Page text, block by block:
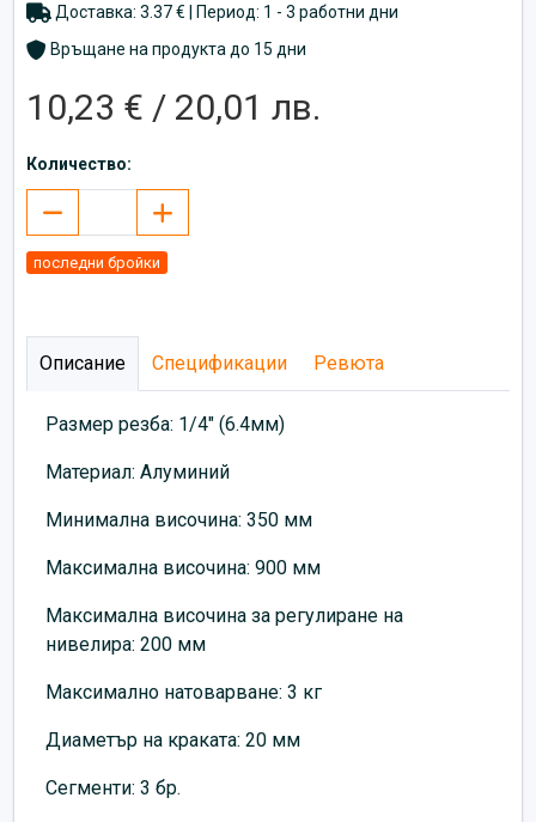
Доставка: 3.37 € | Период: 1 - 3 работни дни
Връщане на продукта до 15 дни
10,23 € / 20,01 лв.
Количество:
последни бройки
Описание Спецификации Ревюта
Размер резба: 1/4" (6.4мм)
Материал: Алуминий
Минимална височина: 350 мм
Максимална височина: 900 мм
Максимална височина за регулиране на
нивелира: 200 мм
Максимално натоварване: 3 кг
Диаметър на краката: 20 мм
Сегменти: 3 бр.